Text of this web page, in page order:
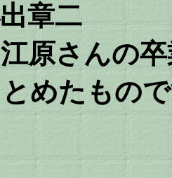
章二
原さんの
めたもの